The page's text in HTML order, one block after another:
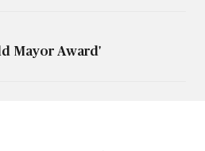
Mayor Award'